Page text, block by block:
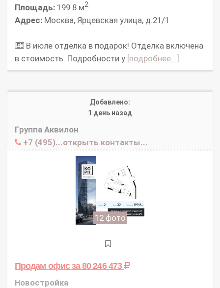
Площадь: 199.8 м2
Адрес: Москва, Ярцевская улица, д.21/1
В июле отделка в подарок! Отделка включена
в стоимость. Подробности у [подробнее...]
Добавлено:
1 день назад
Группа Аквилон
+7 (495)...открыть контакты...
12 фото
Продам офисза 80 246 473
Новостройка